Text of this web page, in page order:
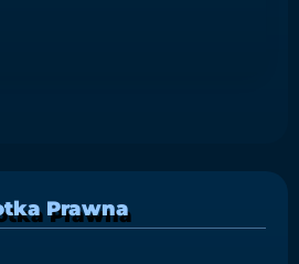
Prawna